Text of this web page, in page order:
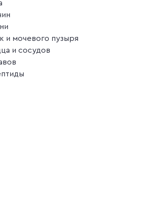
и мочевого пузыря
и сосудов